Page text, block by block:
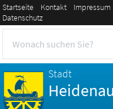
Startseite Kontakt Impressum
Datenschutz
Stadt
Heidenau